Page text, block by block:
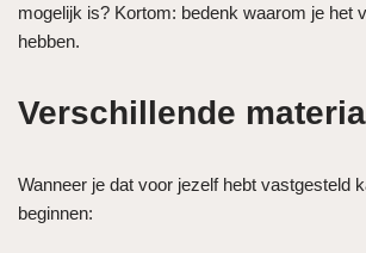
mogelijk is? Kortom: bedenk waarom je het
hebben.
Verschillende
Wanneer je dat voor jezelf hebt vastgesteld
beginnen: